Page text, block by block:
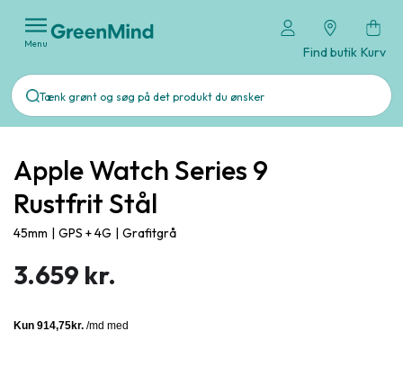
Menu
Find butik Kurv
Apple Watch Series 9
Rustfrit Stål
45mm | GPS + 4G | Grafitgrå
3.659 kr.